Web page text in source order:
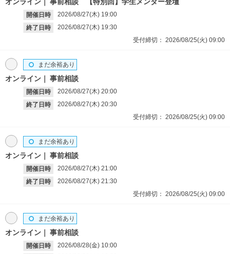
オンライン 事前相談 【特別回】学生メンター登壇
開催日時 2026/08/27(木) 19:00
終了日時
2026/08/27(木) 19:30
受付締切： 2026/08/25(火) 09:00
オンライン 事前相談
開催日時 2026/08/27(木) 20:00
終了日時
2026/08/27(木) 20:30
まだ余裕あり
受付締切： 2026/08/25(火) 09:00
オンライン 事前相談
開催日時 2026/08/27(木) 21:00
終了日時
2026/08/27(木) 21:30
まだ余裕あり
受付締切： 2026/08/25(火) 09:00
オンライン 事前相談
開催日時 2026/08/28(金) 10:00
まだ余裕あり